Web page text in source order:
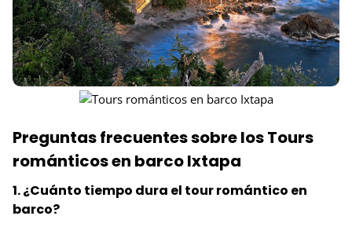
Preguntas frecuentes sobre los Tours
románticos en barco Ixtapa
1. ¿Cuánto tiempo dura el tour romántico en
barco?